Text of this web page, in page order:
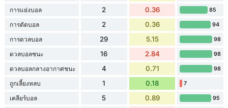
การแย่งบอล 2 0.36 85
การตัดบอล 2 0.36 94
การดวลบอล 29 5.15 98
ดวลบอลชนะ 16 2.84 98
ดวลบอลกลางอากาศชนะ 4 0.71 98
ถูกเลี้ยงหลบ 1 0.18 7
เคลียร์บอล 5 0.89 95